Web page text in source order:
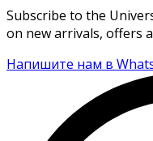
Subscribe to the
on new arrivals, offers
Напишите нам в